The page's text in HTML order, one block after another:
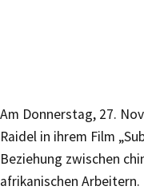
Am Donnerstag, 27.
Raidel in ihrem Film
Beziehung zwischen
afrikanischen